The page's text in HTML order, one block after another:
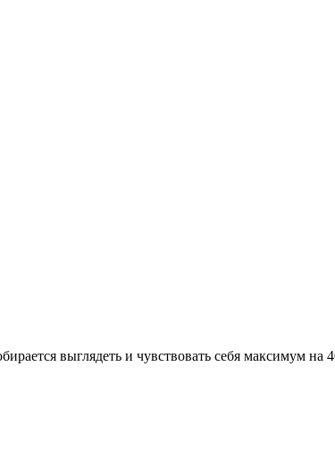
выглядеть и чувствовать себя максимум